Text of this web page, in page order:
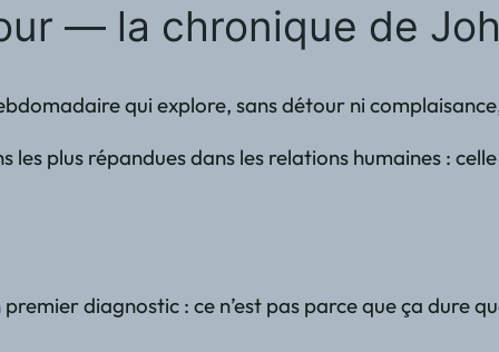
— la chronique de
qui explore, sans détour ni
les plus répandues dans les relations humaines :
diagnostic : ce n’est pas parce que ça dure